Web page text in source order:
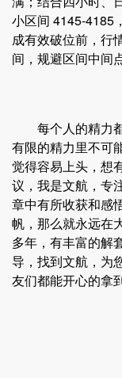
小区间 4145-4185
成有效破位前，行
间，规避区间中间
每个人的精力都
有限的精力里不可
觉得容易上头，想
议，我是文航，专
章中有所收获和感
帆，那么就永远在
多年，有丰富的解
导，找到文航，为
友们都能开心的拿